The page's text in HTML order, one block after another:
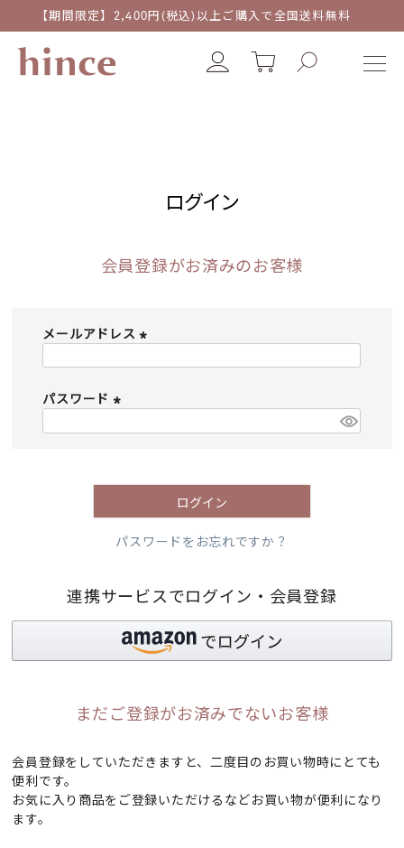
【期間限定】2,400円(税込)以上ご購入で全国送料無料
ログイン
会員登録がお済みのお客様
メールアドレス
パスワード
ログイン
パスワードをお忘れですか？
連携サービスでログイン・会員登録
まだご登録がお済みでないお客様
会員登録をしていただきますと、二度目のお買い物時にとても
便利です。
お気に入り商品をご登録いただけるなどお買い物が便利になり
ます。